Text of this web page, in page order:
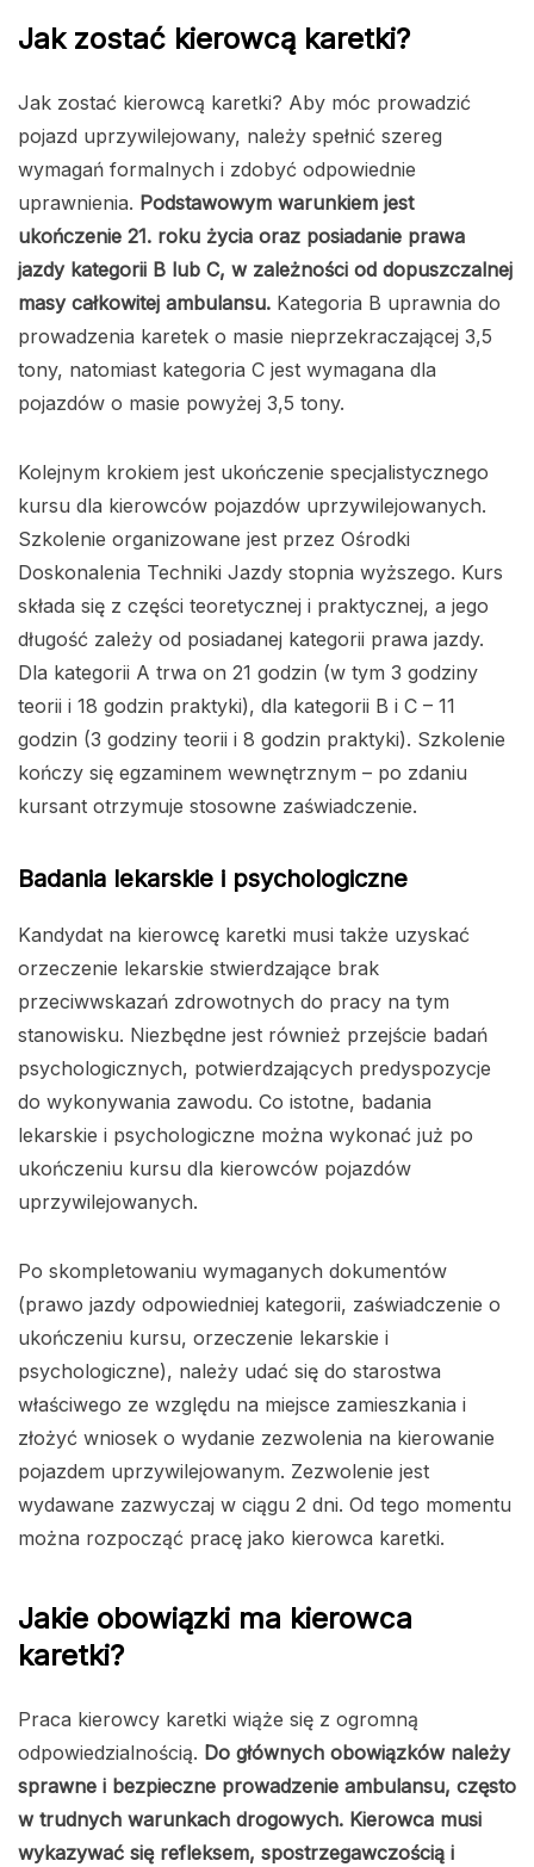
Jak zostać kierowcą karetki?
Jak zostać kierowcą karetki? Aby móc prowadzić
pojazd uprzywilejowany, należy spełnić szereg
wymagań formalnych i zdobyć odpowiednie
uprawnienia. Podstawowym warunkiem jest
ukończenie 21. roku życia oraz posiadanie prawa
jazdy kategorii B lub C, w zależności od dopuszczalnej
masy całkowitej ambulansu. Kategoria B uprawnia do
prowadzenia karetek o masie nieprzekraczającej 3,5
tony, natomiast kategoria C jest wymagana dla
pojazdów o masie powyżej 3,5 tony.
Kolejnym krokiem jest ukończenie specjalistycznego
kursu dla kierowców pojazdów uprzywilejowanych.
Szkolenie organizowane jest przez Ośrodki
Doskonalenia Techniki Jazdy stopnia wyższego. Kurs
składa się z części teoretycznej i praktycznej, a jego
długość zależy od posiadanej kategorii prawa jazdy.
Dla kategorii A trwa on 21 godzin (w tym 3 godziny
teorii i 18 godzin praktyki), dla kategorii B i C – 11
godzin (3 godziny teorii i 8 godzin praktyki). Szkolenie
kończy się egzaminem wewnętrznym – po zdaniu
kursant otrzymuje stosowne zaświadczenie.
Badania lekarskie i psychologiczne
Kandydat na kierowcę karetki musi także uzyskać
orzeczenie lekarskie stwierdzające brak
przeciwwskazań zdrowotnych do pracy na tym
stanowisku. Niezbędne jest również przejście badań
psychologicznych, potwierdzających predyspozycje
do wykonywania zawodu. Co istotne, badania
lekarskie i psychologiczne można wykonać już po
ukończeniu kursu dla kierowców pojazdów
uprzywilejowanych.
Po skompletowaniu wymaganych dokumentów
(prawo jazdy odpowiedniej kategorii, zaświadczenie o
ukończeniu kursu, orzeczenie lekarskie i
psychologiczne), należy udać się do starostwa
właściwego ze względu na miejsce zamieszkania i
złożyć wniosek o wydanie zezwolenia na kierowanie
pojazdem uprzywilejowanym. Zezwolenie jest
wydawane zazwyczaj w ciągu 2 dni. Od tego momentu
można rozpocząć pracę jako kierowca karetki.
Jakie obowiązki ma kierowca
karetki?
Praca kierowcy karetki wiąże się z ogromną
odpowiedzialnością. Do głównych obowiązków należy
sprawne i bezpieczne prowadzenie ambulansu, często
w trudnych warunkach drogowych. Kierowca musi
wykazywać się refleksem, spostrzegawczością i